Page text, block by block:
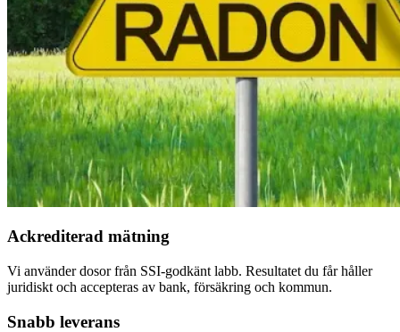
Ackrediterad mätning
Vi använder dosor från SSI-godkänt labb. Resultatet du får håller
juridiskt och accepteras av bank, försäkring och kommun.
Snabb leverans